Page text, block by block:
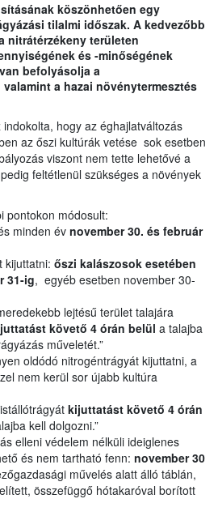
köszönhetően egy
tilalmi időszak. A kedvezőbb
nitrátérzékeny területen
és -minőségének
befolyásolja a
a hazai növénytermesztés
hogy az éghajlatváltozás
az őszi kultúrák vetése sok esetben
viszont nem tette lehetővé a
feltétlenül szükséges a növények
pontokon módosult:
minden év november 30. és február
őszi kalászosok esetében
31-ig, egyéb esetben november 30-
lejtésű terület talajára
követő 4 órán belül a talajba
műveletét.”
oldódó nitrogéntrágyát kijuttatni, a
nem kerül sor újabb kultúra
kijuttatást követő 4 órán
kell dolgozni.”
elleni védelem nélküli ideiglenes
és nem tartható fenn: november 30
művelés alatt álló táblán,
összefüggő hótakaróval borított